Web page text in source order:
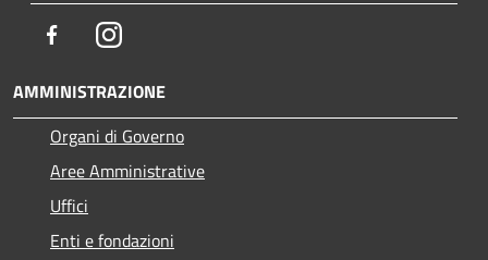
FacebookInstagram
AMMINISTRAZIONE
Organi di Governo
Aree Amministrative
Uffici
Enti e fondazioni